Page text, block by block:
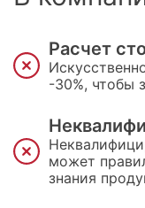
Расчет
-30%, чтобы
может
знания